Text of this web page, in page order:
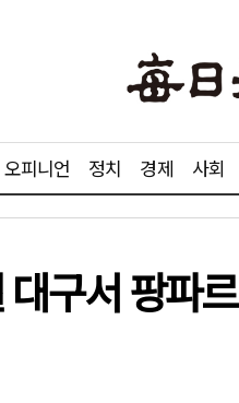
오피니언 정치 경제 사회
구서 팡파르